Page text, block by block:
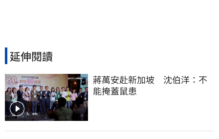
延伸閱讀
蔣萬安赴新加坡　沈伯洋：不
能掩蓋鼠患